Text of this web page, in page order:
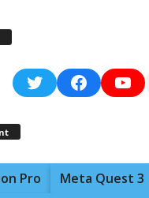
TwitterFacebook
Pro
Meta Quest 3